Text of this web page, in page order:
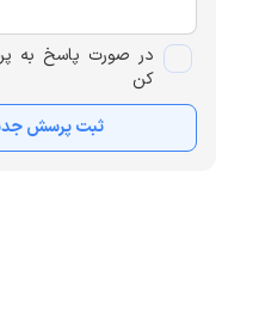
در صورت پاسخ به
کن
ثبت پرسش